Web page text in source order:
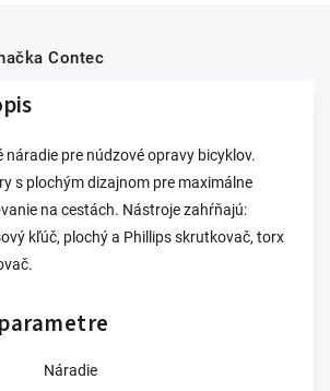
Contec
náradie pre núdzové opravy bicyklov.
s plochým dizajnom pre maximálne
na cestách. Nástroje zahŕňajú:
kľúč, plochý a Phillips skrutkovač, torx
Náradie